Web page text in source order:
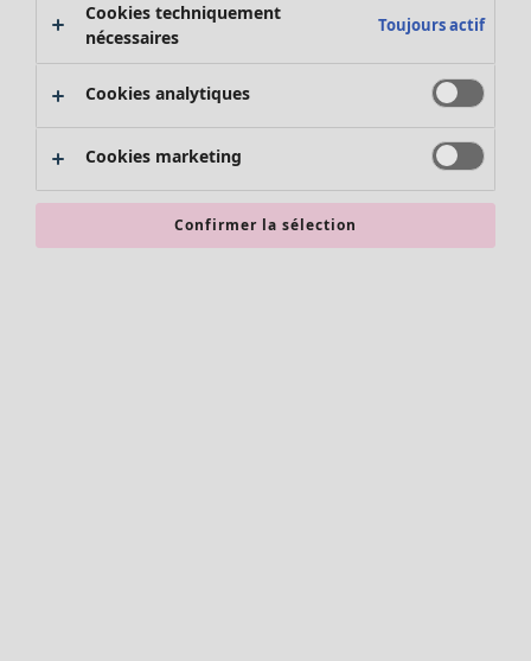
Promos SOLDES
Les promos de Gudrun Sjödén
Nouvel arrivage
Bonnes affaires en soldes - jusqu'à -70
Cookies techniquement
nécessaires
Toujours actif
Cookies analytiques
Cookies marketing
Confirmer la sélection